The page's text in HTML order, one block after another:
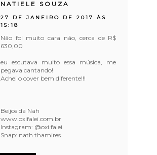
NATIELE SOUZA
27 DE JANEIRO DE 2017 ÀS
15:18
Não foi muito cara não, cerca de R$
630,00
eu escutava muito essa música, me
pegava cantando!
Achei o cover bem diferente!!!
Beijos da Nah
www.oxifalei.com.br
Instagram: @oxi.falei
Snap: nath.thamires